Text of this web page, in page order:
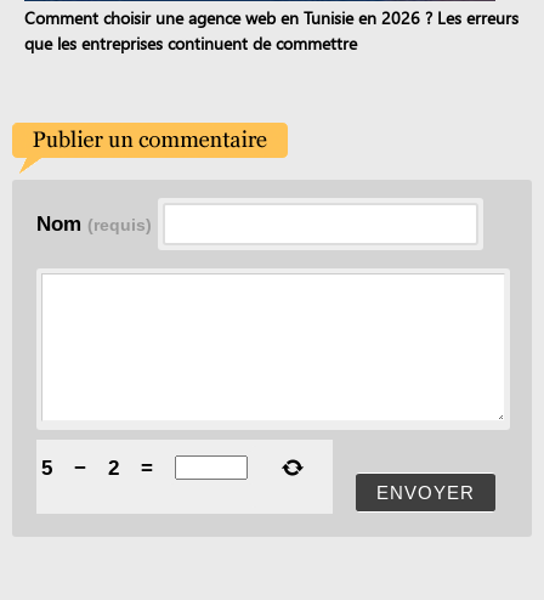
Comment choisir une agence web en Tunisie en 2026 ? Les erreurs
que les entreprises continuent de commettre
Nom (requis)
ENVOYER
5 − 2 =